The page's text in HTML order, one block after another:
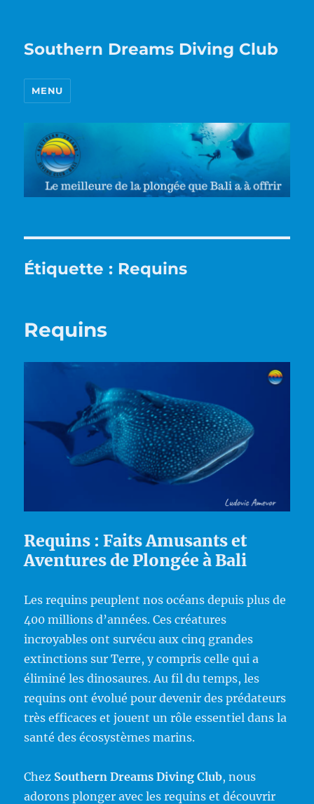
Southern Dreams Diving Club
MENU
Étiquette : Requins
Requins
Requins : Faits Amusants et
Aventures de Plongée à Bali
Les requins peuplent nos océans depuis plus de
400 millions d’années. Ces créatures
incroyables ont survécu aux cinq grandes
extinctions sur Terre, y compris celle qui a
éliminé les dinosaures. Au fil du temps, les
requins ont évolué pour devenir des prédateurs
très efficaces et jouent un rôle essentiel dans la
santé des écosystèmes marins.
Chez Southern Dreams Diving Club, nous
adorons plonger avec les requins et découvrir